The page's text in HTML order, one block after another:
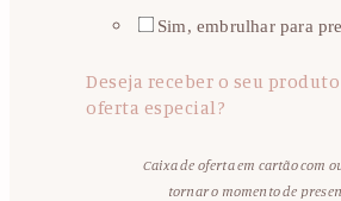
Sim, embrulhar para
Deseja receber o seu
oferta especial?
Caixa de oferta em cartão com
tornar o momento de